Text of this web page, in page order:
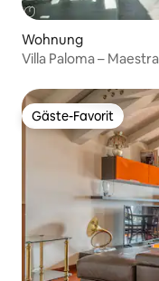
Wohnung
Villa Paloma –
Gäste-Favorit
Gäste-Favorit